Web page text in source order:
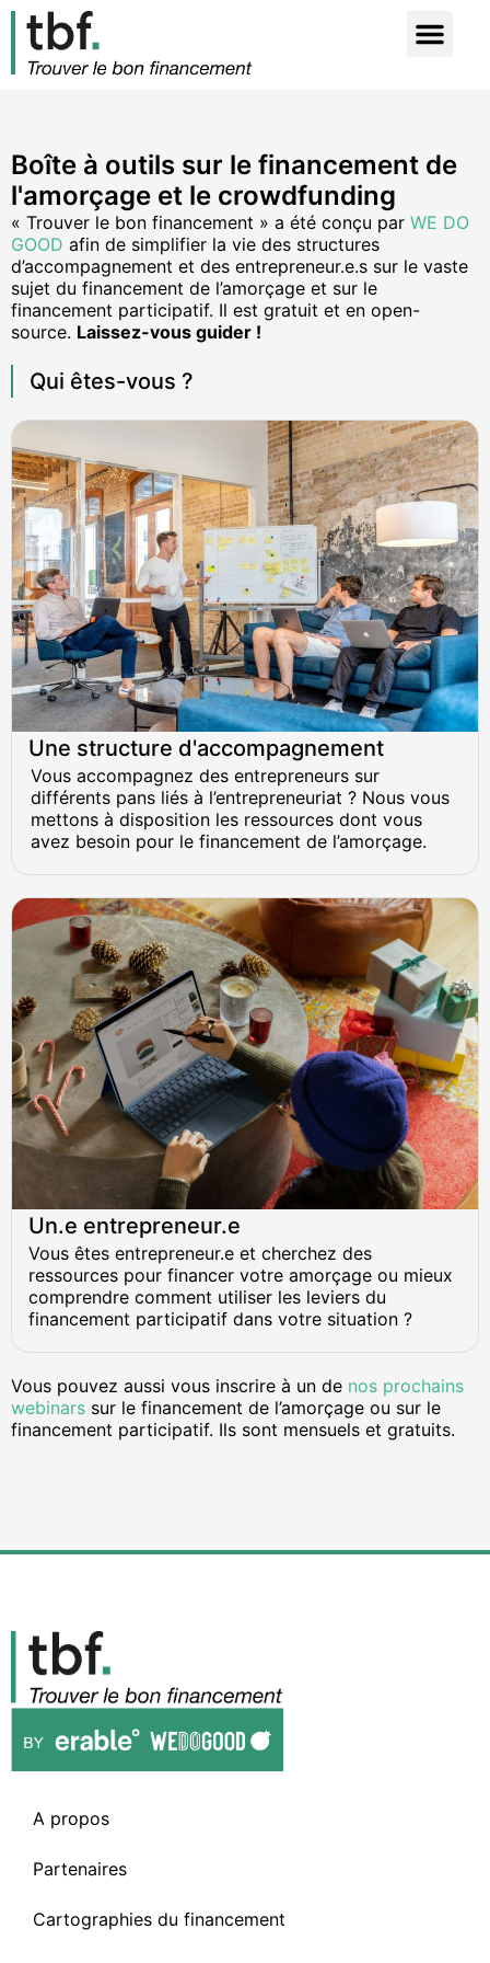
Boîte à outils sur le financement de
l'amorçage et le crowdfunding​
« Trouver le bon financement » a été conçu par WE DO
GOOD afin de simplifier la vie des structures
d’accompagnement et des entrepreneur.e.s sur le vaste
sujet du financement de l’amorçage et sur le
financement participatif. Il est gratuit et en open-
source. Laissez-vous guider !
Qui êtes-vous ?
Une structure d'accompagnement
Vous accompagnez des entrepreneurs sur
différents pans liés à l’entrepreneuriat ? Nous vous
mettons à disposition les ressources dont vous
avez besoin pour le financement de l’amorçage.
Un.e entrepreneur.e
Vous êtes entrepreneur.e et cherchez des
ressources pour financer votre amorçage ou mieux
comprendre comment utiliser les leviers du
financement participatif dans votre situation ?
Vous pouvez aussi vous inscrire à un de nos prochains
webinars sur le financement de l’amorçage ou sur le
financement participatif. Ils sont mensuels et gratuits.
A propos
Partenaires
Cartographies du financement